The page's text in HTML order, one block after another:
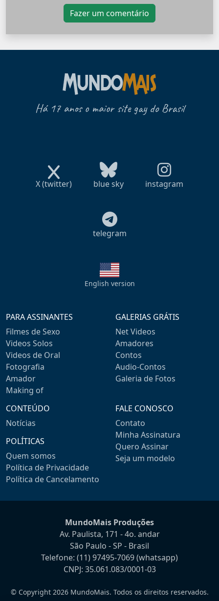
Fazer um comentário
Há 17 anos o maior site gay do Brasil
X (twitter) blue sky instagram
telegram
English version
PARA ASSINANTES
Filmes de Sexo
Videos Solos
Videos de Oral
Fotografia
Amador
Making of
GALERIAS GRÁTIS
Net Videos
Amadores
Contos
Audio-Contos
Galeria de Fotos
CONTEÚDO
Notícias
POLÍTICAS
Quem somos
Política de Privacidade
Política de Cancelamento
FALE CONOSCO
Contato
Minha Assinatura
Quero Assinar
Seja um modelo
MundoMais Produções
Av. Paulista, 171 - 4o. andar
São Paulo - SP - Brasil
Telefone: (11) 97495-7069(whatsapp)
CNPJ: 35.061.083/0001-03
© Copyright 2026 MundoMais. Todos os direitos reservados.